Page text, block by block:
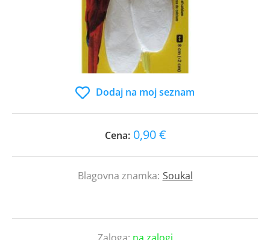
Dodaj na moj seznam
Cena: 0,90 €
Blagovna znamka: Soukal